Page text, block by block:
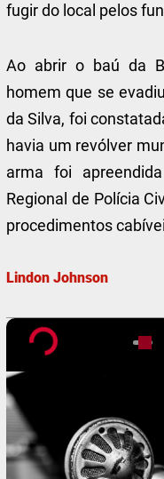
fugir do local pelos
Ao abrir o baú da
homem que se
da Silva, foi
havia um revólver
arma foi
Regional de Polícia
procedimentos
Lindon Johnson